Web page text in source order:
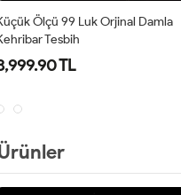
Ölçü 99 Luk Orjinal Damla
Tesbih
TL